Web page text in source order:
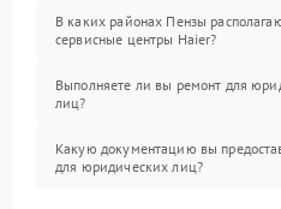
В каких районах Пензы
сервисные центры Haier?
Выполняете ли вы ремонт для
лиц?
Какую документацию вы
для юридических лиц?